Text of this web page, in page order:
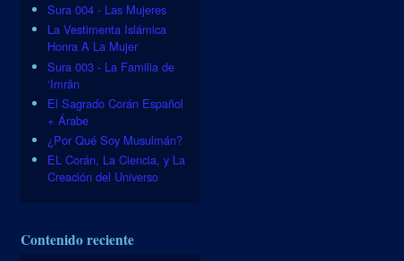
Sura 004 - Las Mujeres
La Vestimenta Islámica
Honra A La Mujer
Sura 003 - La Familia de
‘Imrân
El Sagrado Corán Español
+ Árabe
¿Por Qué Soy Musulmán?
EL Corán, La Ciencia, y La
Creación del Universo
Contenido reciente